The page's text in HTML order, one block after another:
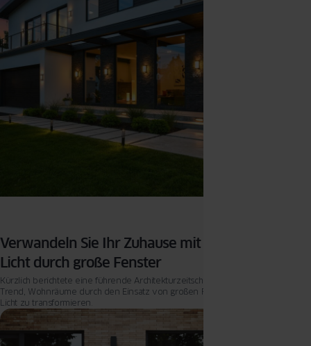
Verwandeln Sie Ihr Zuhause mit natürlichem
Licht durch große Fenster
Kürzlich berichtete eine führende Architekturzeitschrift über den wachsenden
Trend, Wohnräume durch den Einsatz von großen Fenstern und natürlichem
Licht zu transformieren.